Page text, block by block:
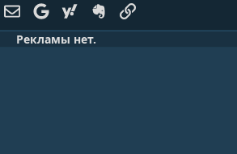
Электронная почта
GoogleYahoo EvernoteСсылка
Рекламы нет.